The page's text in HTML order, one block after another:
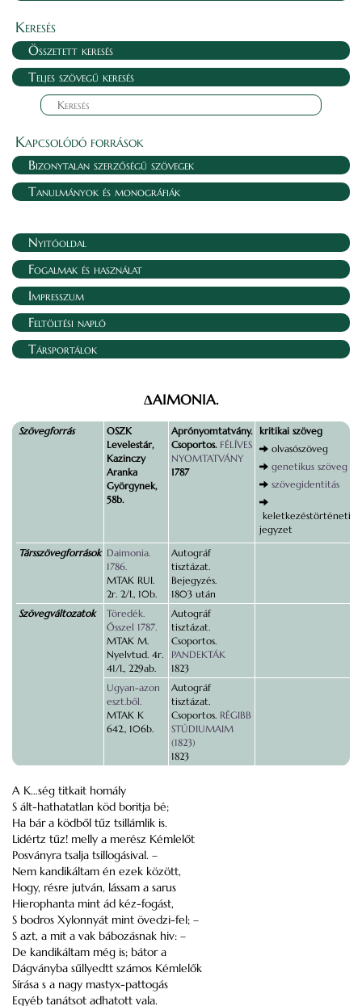
Keresés
Összetett keresés
Teljes szövegű keresés
Kapcsolódó források
Bizonytalan szerzőségű szövegek
Tanulmányok és monográfiák
Nyitóoldal
Fogalmak és használat
Impresszum
Feltöltési napló
Társportálok
ΔAIMONIA.
Szövegforrás
OSZK
Levelestár,
Kazinczy
Aranka
Györgynek,
58b.
Aprónyomtatvány.
Csoportos. FÉLÍVES
NYOMTATVÁNY
1787
kritikai szöveg
olvasószöveg
genetikus szöveg
szövegidentitás
keletkezéstörténeti
jegyzet
Társszövegforrások Daimonia.
1786.
MTAK RUI.
2r. 2/I., 10b.
Autográf
tisztázat.
Bejegyzés.
1803 után
Szövegváltozatok
Töredék.
Ősszel 1787.
MTAK M.
Nyelvtud. 4r.
41/I., 229ab.
Autográf
tisztázat.
Csoportos.
PANDEKTÁK
1823
Ugyan-azon
eszt.ből.
MTAK K
642., 106b.
Autográf
tisztázat.
Csoportos. RÉGIBB
STÚDIUMAIM
(1823)
1823
A K…ség titkait homály
S ált-hathatatlan köd boritja bé;
Ha bár a ködből tűz tsillámlik is.
Lidértz tűz! melly a merész Kémlelőt
Posványra tsalja tsillogásival. –
Nem kandikáltam én ezek között,
Hogy, résre jutván, lássam a sarus
Hierophanta mint ád kéz-fogást,
S bodros Xylonnyát mint övedzi-fel; –
S azt, a mit a vak bábozásnak hiv: –
De kandikáltam még is; bátor a
Dágványba sűllyedtt számos Kémlelők
Sírása s a nagy mastyx-pattogás
Egyéb tanátsot adhatott vala.